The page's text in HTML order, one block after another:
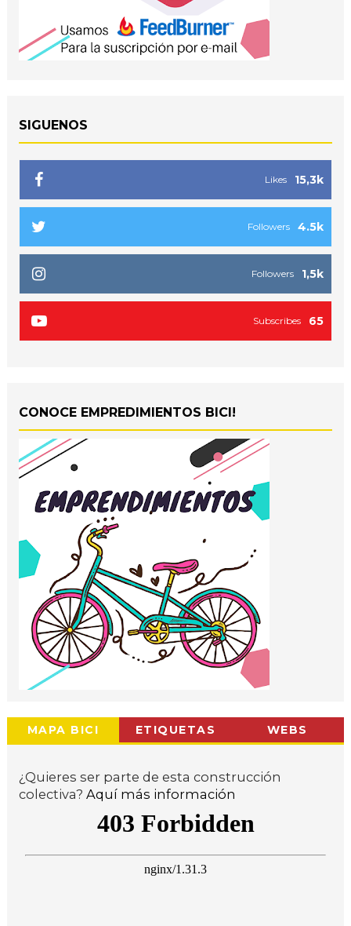
SIGUENOS
15,3k
Likes
4.5k
Followers
1,5k
Followers
65
Subscribes
CONOCE EMPREDIMIENTOS BICI!
MAPA BICI ETIQUETAS WEBS
¿Quieres ser parte de esta construcción
colectiva? Aquí más información